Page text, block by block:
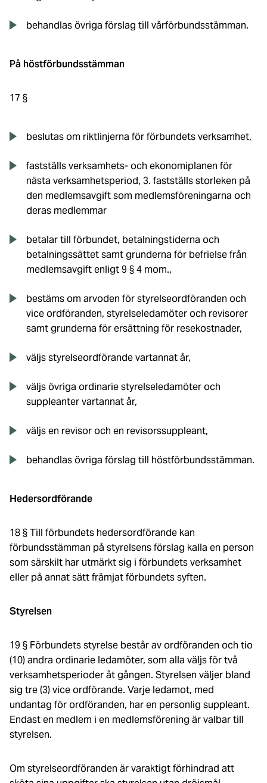
behandlas övriga förslag till vårförbundsstämman.
På höstförbundsstämman
17 §
beslutas om riktlinjerna för förbundets verksamhet,
fastställs verksamhets- och ekonomiplanen för
nästa verksamhetsperiod, 3. fastställs storleken på
den medlemsavgift som medlemsföreningarna och
deras medlemmar
betalar till förbundet, betalningstiderna och
betalningssättet samt grunderna för befrielse från
medlemsavgift enligt 9 § 4 mom.,
bestäms om arvoden för styrelseordföranden och
vice ordföranden, styrelseledamöter och revisorer
samt grunderna för ersättning för resekostnader,
väljs styrelseordförande vartannat år,
väljs övriga ordinarie styrelseledamöter och
suppleanter vartannat år,
väljs en revisor och en revisorssuppleant,
behandlas övriga förslag till höstförbundsstämman.
Hedersordförande
18 § Till förbundets hedersordförande kan
förbundsstämman på styrelsens förslag kalla en person
som särskilt har utmärkt sig i förbundets verksamhet
eller på annat sätt främjat förbundets syften.
Styrelsen
19 § Förbundets styrelse består av ordföranden och tio
(10) andra ordinarie ledamöter, som alla väljs för två
verksamhetsperioder åt gången. Styrelsen väljer bland
sig tre (3) vice ordförande. Varje ledamot, med
undantag för ordföranden, har en personlig suppleant.
Endast en medlem i en medlemsförening är valbar till
styrelsen.
Om styrelseordföranden är varaktigt förhindrad att